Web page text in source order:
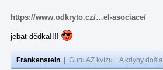
https://www.odkryto.cz/…el-asociace/
jebat dědka!!!!
Frankenstein Guru AZ kvízu... A kdyby